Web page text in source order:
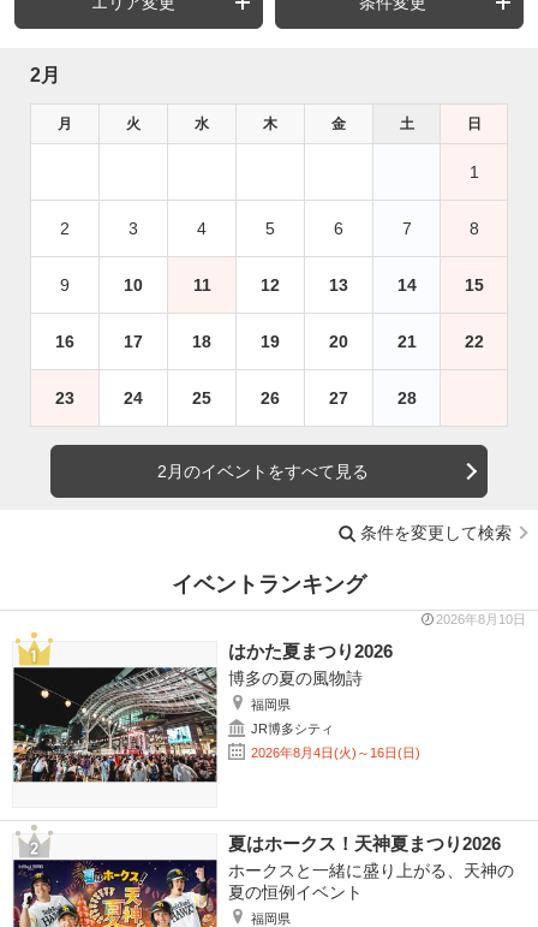
2月
月 火 水 木 金 土 日
1
2 3 4 5 6 7 8
9 10 11 12 13 14 15
16 17 18 19 20 21 22
23 24 25 26 27 28
2月のイベントをすべて見る
条件を変更して検索
イベントランキング
2026年8月10日
はかた夏まつり2026
博多の夏の風物詩
福岡県
JR博多シティ
2026年8月4日(火)～16日(日)
夏はホークス！天神夏まつり2026
ホークスと一緒に盛り上がる、天神の
夏の恒例イベント
福岡県